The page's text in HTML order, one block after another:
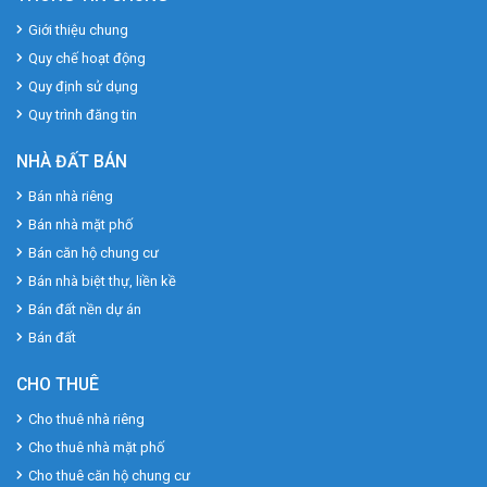
Giới thiệu chung
Quy chế hoạt động
Quy định sử dụng
Quy trình đăng tin
NHÀ ĐẤT BÁN
Bán nhà riêng
Bán nhà mặt phố
Bán căn hộ chung cư
Bán nhà biệt thự, liền kề
Bán đất nền dự án
Bán đất
CHO THUÊ
Cho thuê nhà riêng
Cho thuê nhà mặt phố
Cho thuê căn hộ chung cư